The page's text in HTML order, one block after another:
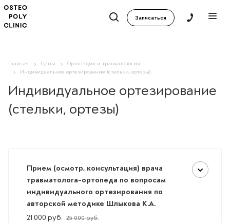
Записаться
Главная Цены
Ортопедия и травматология
Индивидуальное ортезирование (стельки, ортезы)
Индивидуальное ортезирование
(стельки, ортезы)
Прием (осмотр, консультация) врача
травматолога-ортопеда по вопросам
индивидуального ортезирования по
авторской методике Шлыкова К.А.
21 000 руб. 25 000руб.